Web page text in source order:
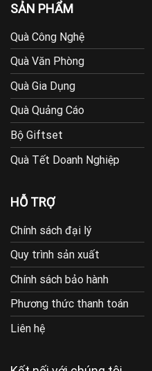
SẢN PHẨM
Quà Công Nghệ
Quà Văn Phòng
Quà Gia Dụng
Quà Quảng Cáo
Bộ Giftset
Quà Tết Doanh Nghiệp
HỖ TRỢ
Chính sách đại lý
Quy trình sản xuất
Chính sách bảo hành
Phương thức thanh toán
Liên hệ